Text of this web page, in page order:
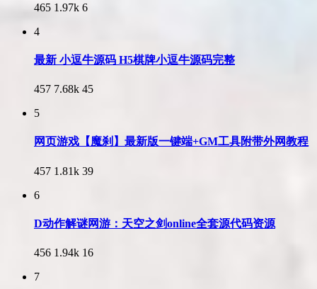
465 1.97k 6
4
最新 小逗牛源码 H5棋牌小逗牛源码完整
457 7.68k 45
5
网页游戏【魔刹】最新版一键端+GM工具附带外网教程
457 1.81k 39
6
D动作解谜网游：天空之剑online全套源代码资源
456 1.94k 16
7